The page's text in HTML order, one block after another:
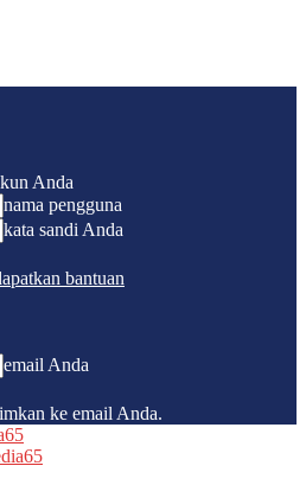
Anda
nama pengguna
kata sandi Anda
bantuan
email Anda
ke email Anda.